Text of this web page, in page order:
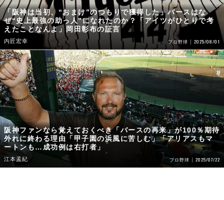
「阪神は当初、“おまけ”のつもりで獲得した」バースはな
ぜ“史上最強の助っ人”になれたのか？「アイツがひとりで考
えたことなんよ」岡田彰布の証言
内匠宏幸 プロ野球 2025/08/01
阪神ファンなら覚えておくべき「バースの再来」が100％期待
外れに終わる理由「甲子園の浜風に苦しむ」「アリアスもマ
ートンも…成功例は右打者」
江本孟紀 プロ野球 2025/07/22